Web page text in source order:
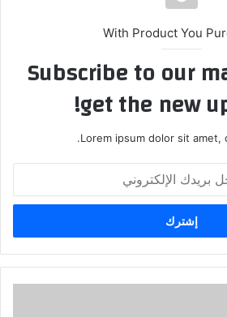
With Product You
Subscribe to our
get the new
Lorem ipsum dolor sit amet,